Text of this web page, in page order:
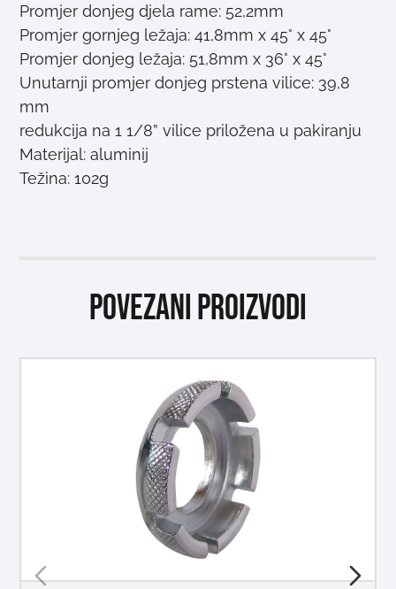
Promjer donjeg djela rame: 52,2mm
Promjer gornjeg ležaja: 41,8mm x 45° x 45°
Promjer donjeg ležaja: 51,8mm x 36° x 45°
Unutarnji promjer donjeg prstena vilice: 39,8
mm
redukcija na 1 1/8” vilice priložena u pakiranju
Materijal: aluminij
Težina: 102g
Povezani proizvodi